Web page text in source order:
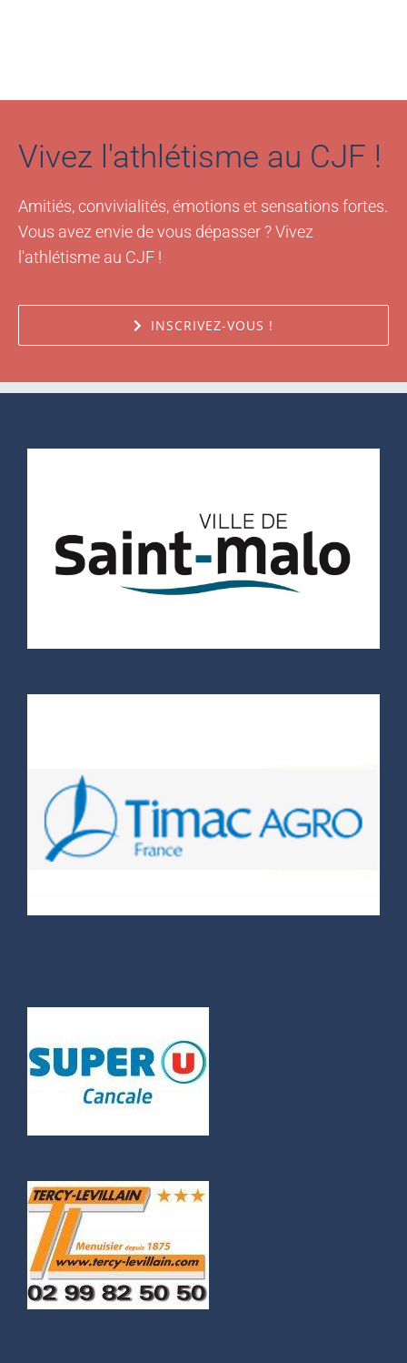
Vivez l'athlétisme au CJF !
Amitiés, convivialités, émotions et sensations fortes.
Vous avez envie de vous dépasser ? Vivez
l'athlétisme au CJF !
INSCRIVEZ-VOUS !